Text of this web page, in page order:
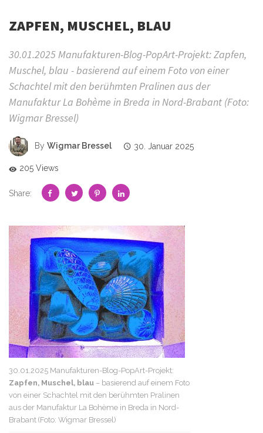
ZAPFEN, MUSCHEL, BLAU
30.01.2025 Manufakturen-Blog-PopArt-Projekt: Zapfen,
Muschel, blau - basierend auf einem Foto von einer
Schachtel mit den berühmten Pralinen aus der
Manufaktur La Bohème in Breda in Nord-Brabant (Foto:
Wigmar Bressel)
By Wigmar Bressel 30. Januar 2025
205 Views
Share:
30.01.2025 Manufakturen-Blog-PopArt-Projekt:
Zapfen, Muschel, blau – basierend auf einem Foto
von einer Schachtel mit den berühmten Pralinen
aus der Manufaktur La Bohème in Breda in Nord-
Brabant (Foto: Wigmar Bressel)